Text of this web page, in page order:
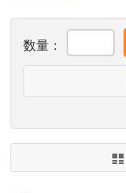
数量：